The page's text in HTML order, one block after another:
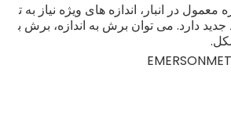
معمول در انبار، اندازه های ویژه نیاز به ت
جدید دارد. می توان برش به اندازه، برش ب